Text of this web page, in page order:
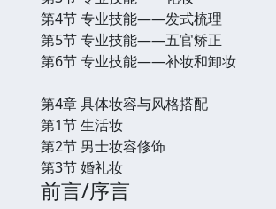
第4节 专业技能——发式梳理
第5节 专业技能——五官矫正
第6节 专业技能——补妆和卸妆
第4章 具体妆容与风格搭配
第1节 生活妆
第2节 男士妆容修饰
第3节 婚礼妆
前言/序言